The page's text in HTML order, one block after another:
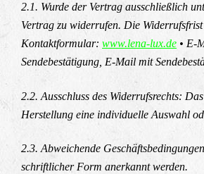
2.1. Wurde der Vertrag ausschließlich
Vertrag zu widerrufen. Die
Kontaktformular: www.lena-lux.de • E-
Sendebestätigung, E-Mail mit
2.2. Ausschluss des Widerrufsrechts:
Herstellung eine individuelle Auswahl
2.3. Abweichende
schriftlicher Form anerkannt werden.